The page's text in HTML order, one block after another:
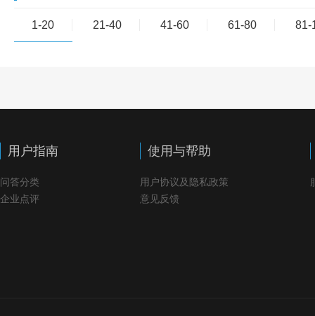
1-20 21-40 41-60 61-80 81-
用户指南
问答分类
企业点评
使用与帮助
用户协议及隐私政策
意见反馈